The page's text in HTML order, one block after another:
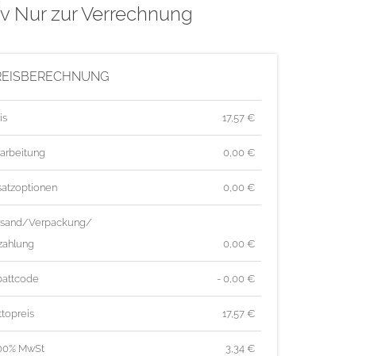
Nur zur Verrechnung
17,57 €
0,00 €
0,00 €
Verpackung/
0,00 €
- 0,00 €
17,57 €
MwSt 3,34 €